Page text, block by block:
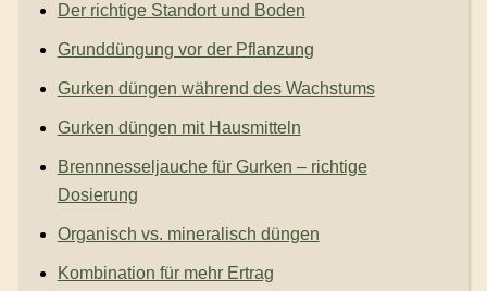
Der richtige Standort und Boden
Grunddüngung vor der Pflanzung
Gurken düngen während des Wachstums
Gurken düngen mit Hausmitteln
Brennnesseljauche für Gurken – richtige
Dosierung
Organisch vs. mineralisch düngen
Kombination für mehr Ertrag